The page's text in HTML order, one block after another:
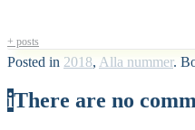
+ posts
Posted in 2018, Alla nummer.
iThere are no